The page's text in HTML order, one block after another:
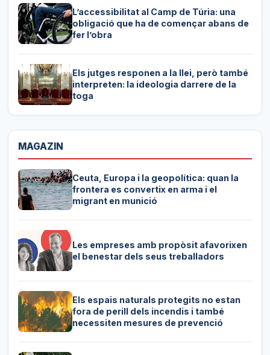
L’accessibilitat al Camp de Túria: una
obligació que ha de començar abans de
fer l’obra
Els jutges responen a la llei, però també
interpreten: la ideologia darrere de la
toga
MAGAZIN
Ceuta, Europa i la geopolítica: quan la
frontera es convertix en arma i el
migrant en munició
Les empreses amb propòsit afavorixen
el benestar dels seus treballadors
Els espais naturals protegits no estan
fora de perill dels incendis i també
necessiten mesures de prevenció